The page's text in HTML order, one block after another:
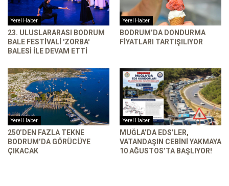
Yerel Haber
23. ULUSLARARASI BODRUM
BALE FESTIVALI 'ZORBA'
BALESI ILE DEVAM ETTI
Yerel Haber
BODRUM’DA DONDURMA
FIYATLARI TARTIŞILIYOR
Yerel Haber
250’DEN FAZLA TEKNE
BODRUM’DA GÖRÜCÜYE
ÇIKACAK
Yerel Haber
MUĞLA’DA EDS’LER,
VATANDAŞIN CEBINI YAKMAYA
10 AĞUSTOS’TA BAŞLIYOR!